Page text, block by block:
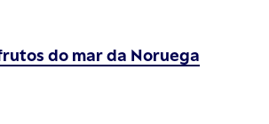
do mar da Noruega